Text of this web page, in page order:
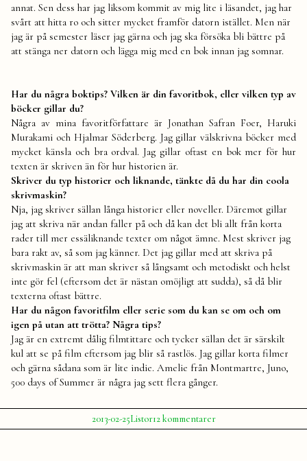
annat. Sen dess har jag liksom kommit av mig lite i läsandet, jag har
svårt att hitta ro och sitter mycket framför datorn istället. Men när
jag är på semester läser jag gärna och jag ska försöka bli bättre på
att stänga ner datorn och lägga mig med en bok innan jag somnar.
Har du några boktips? Vilken är din favoritbok, eller vilken typ av
böcker gillar du?
Några av mina favoritförfattare är Jonathan Safran Foer, Haruki
Murakami och Hjalmar Söderberg. Jag gillar välskrivna böcker med
mycket känsla och bra ordval. Jag gillar oftast en bok mer för hur
texten är skriven än för hur historien är.
Skriver du typ historier och liknande, tänkte då du har din coola
skrivmaskin?
Nja, jag skriver sällan långa historier eller noveller. Däremot gillar
jag att skriva när andan faller på och då kan det bli allt från korta
rader till mer essäliknande texter om något ämne. Mest skriver jag
bara rakt av, så som jag känner. Det jag gillar med att skriva på
skrivmaskin är att man skriver så långsamt och metodiskt och helst
inte gör fel (eftersom det är nästan omöjligt att sudda), så då blir
texterna oftast bättre.
Har du någon favoritfilm eller serie som du kan se om och om
igen på utan att trötta? Några tips?
Jag är en extremt dålig filmtittare och tycker sällan det är särskilt
kul att se på film eftersom jag blir så rastlös. Jag gillar korta filmer
och gärna sådana som är lite indie. Amelie från Montmartre, Juno,
500 days of Summer är några jag sett flera gånger.
Publicerat
av
Julia
2013-02-25Publicerat
i
Listor12 kommentarertill
Svar